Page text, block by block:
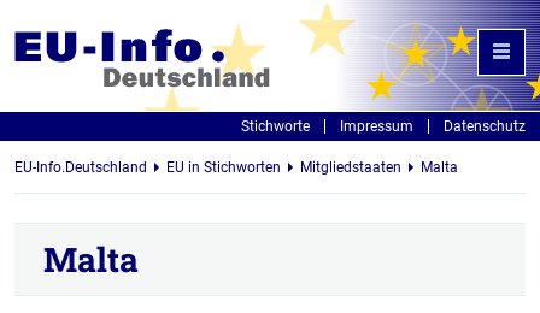
Stichworte Impressum Datenschutz
EU-Info.Deutschland EU in Stichworten Mitgliedstaaten Malta
Malta